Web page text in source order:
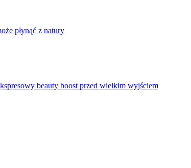
płynąć z natury
beauty boost przed wielkim wyjściem